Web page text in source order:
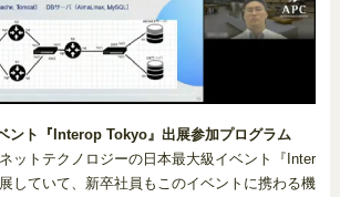
ント『Interop Tokyo』出展参加プログラム
ットテクノロジーの日本最大級イベント『Inter
していて、新卒社員もこのイベントに携わる機